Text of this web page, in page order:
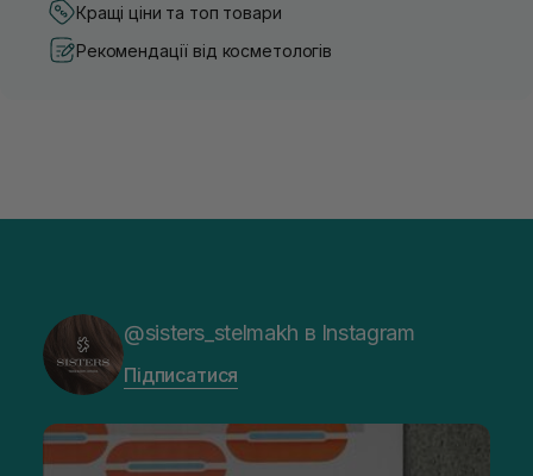
Кращі ціни та топ товари
Рекомендації від косметологів
@sisters_stelmakh в Instagram
Підписатися